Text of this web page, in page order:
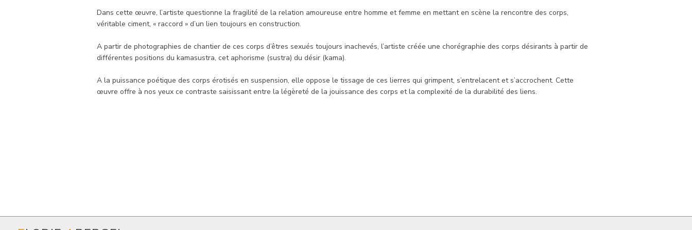
Dans cette œuvre, l’artiste questionne la fragilité de la relation amoureuse entre homme et femme en mettant en scène la rencontre des corps,
véritable ciment, « raccord » d’un lien toujours en construction.
A partir de photographies de chantier de ces corps d’êtres sexués toujours inachevés, l’artiste créée une chorégraphie des corps désirants à partir de
différentes positions du kamasustra, cet aphorisme (sustra) du désir (kama).
A la puissance poétique des corps érotisés en suspension, elle oppose le tissage de ces lierres qui grimpent, s’entrelacent et s’accrochent. Cette
œuvre offre à nos yeux ce contraste saisissant entre la légèreté de la jouissance des corps et la complexité de la durabilité des liens.